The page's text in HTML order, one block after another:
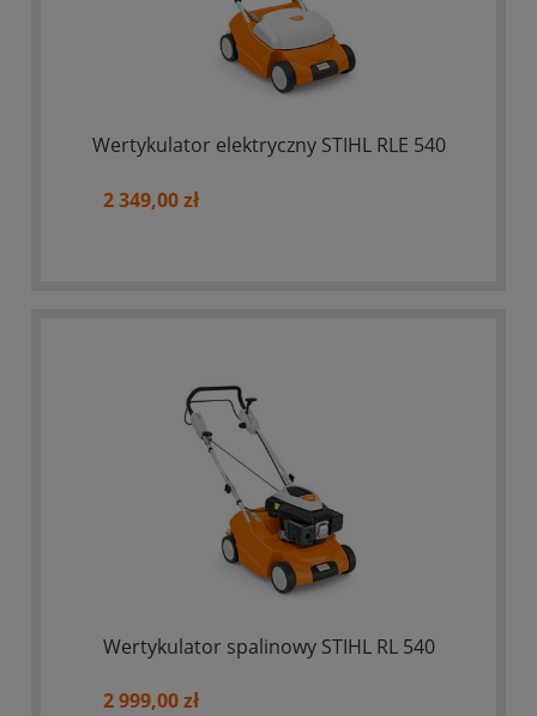
Wertykulator elektryczny STIHL RLE 540
2 349,00 zł
Wertykulator spalinowy STIHL RL 540
2 999,00 zł